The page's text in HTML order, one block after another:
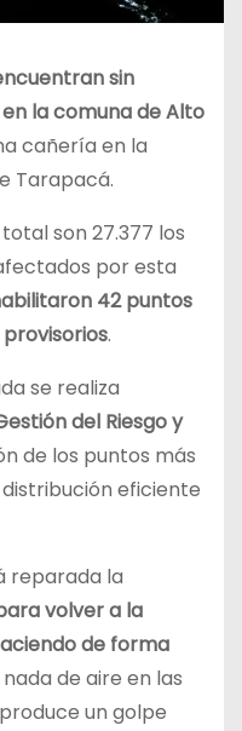
sin
la comuna de Alto
cañería en la
Tarapacá.
son 27.377 los
por esta
42 puntos
.
se realiza
del Riesgo y
de los puntos más
eficiente
reparada la
volver a la
de forma
de aire en las
un golpe